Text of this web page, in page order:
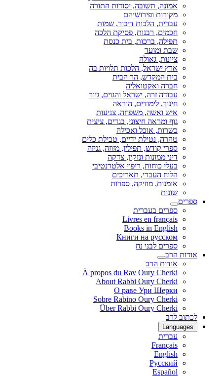
אמונה, תשובה, יסודות התורה
מקורות ופירושיהם
עברית, הלכות דיבור, שמות
חכמים, רבנות, פסיקת הלכה
תפילה, ברכות, בית כנסת
שבת ומועד
ציונות, גאולה
ארץ ישראל, הלכות תלויות בה
בית המקדש, הר הבית
חברה ואקטואליה
עבודה זרה, ישראל והגוים, גיור
חינוך, לימודים, הוראה
איש ואשה, משפחה, צניעות
גוף ומראה חיצוני, בגדים, ציצית
כשרות, אוכל ואכילה
טהרה, נטילת ידיים, טבילת כלים
ספרי קודש, תפילין, מזוזה, גניזה
דיני ממונות ונזקין, צדקה
בעלי כוחות, ריפוי אלטרנטיבי
הלוח העברי, תאריכים
אומנות, מוזיקה, ספרות
שונות
ספרים
ספרים בעברית
Livres en français
Books in English
Книги на русском
ספרים לבני נח
אודות הרב
אודות הרב
À propos du Rav Oury Cherki
About Rabbi Oury Cherki
О раве Ури Шерки
Sobre Rabino Oury Cherki
Über Rabbi Oury Cherki
לכתוב לרב
Languages
עברית
Français
English
Русский
Español